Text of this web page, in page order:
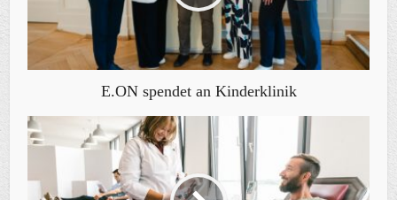
E.ON spendet an Kinderklinik